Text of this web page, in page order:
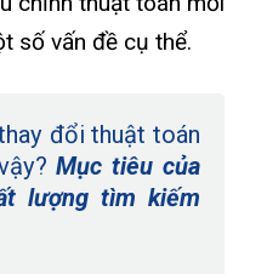
số vấn đề cụ thể.
đổi thuật toán
Mục tiêu của
lượng tìm kiếm